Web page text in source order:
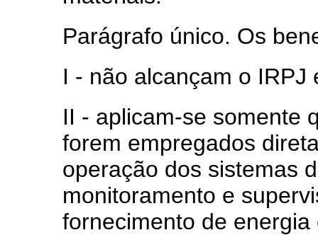
Parágrafo único. Os
I - não alcançam o IRPJ
II - aplicam-se somente
forem empregados
operação dos sistemas
monitoramento e
fornecimento de